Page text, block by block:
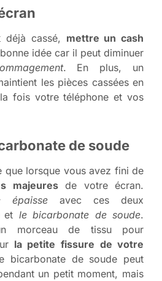
déjà cassé, mettre un cash
idée car il peut diminuer
. En plus, un
les pièces cassées en
fois votre téléphone et vos
de soude
que lorsque vous avez fini de
majeuresde votre écran.
épaisse avec ces deux
le bicarbonate de soude.
morceau de tissu pour
la petite fissure de votre
bicarbonate de soude peut
un petit moment, mais